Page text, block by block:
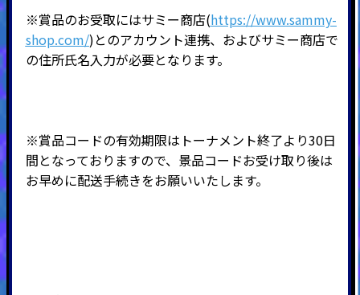
※賞品のお受取にはサミー商店(https://www.sammy-
shop.com/)とのアカウント連携、およびサミー商店で
の住所氏名入力が必要となります。
※賞品コードの有効期限はトーナメント終了より30日
間となっておりますので、景品コードお受け取り後は
お早めに配送手続きをお願いいたします。